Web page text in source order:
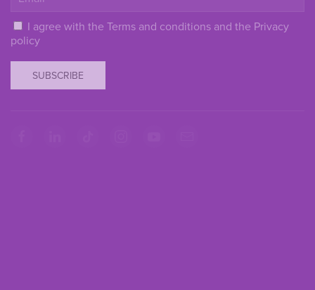
I agree with the Terms and conditions and the Privacy
policy
SUBSCRIBE